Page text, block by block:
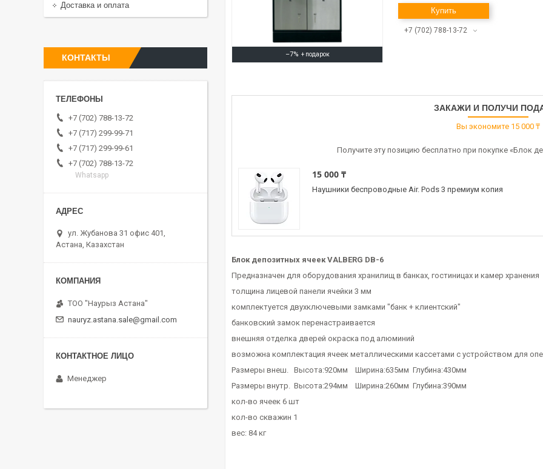
–7%
Купить
+7 (702) 788-13-72
ЗАКАЖИ И ПОЛУЧИ
Вы экономите 15 000 ₸
Получите эту позицию бесплатно при покупке «Блок
15 000 ₸
Наушники беспроводные Air. Pods 3 премиум копия
Блок депозитных ячеек VALBERG DB-6
Предназначен для оборудования хранилищ в банках, гостиницах и камер хранения
толщина лицевой панели ячейки 3 мм
комплектуется двухключевыми замками "банк + клиентский"
банковский замок перенастраивается
внешняя отделка дверей окраска под алюминий
возможна комплектация ячеек металлическими кассетами с устройством для
Размеры внеш. Высота:920мм Ширина:635мм Глубина:430мм
Размеры внутр. Высота:294мм Ширина:260мм Глубина:390мм
кол-во ячеек 6 шт
кол-во скважин 1
вес: 84 кг
Доставка и оплата
КОНТАКТЫ
+7 (702) 788-13-72
+7 (717) 299-99-71
+7 (717) 299-99-61
+7 (702) 788-13-72
Whatsapp
ул. Жубанова 31 офис 401,
Астана, Казахстан
ТОО "Наурыз Астана"
nauryz.astana.sale@gmail.com
Менеджер